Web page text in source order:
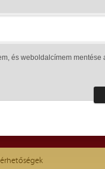
és weboldalcímem